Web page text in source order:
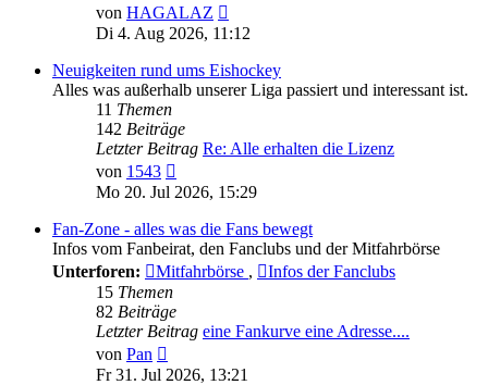
von HAGALAZ
Beitrag
Di 4. Aug 2026, 11:12
Neuigkeiten rund ums Eishockey
Alles was außerhalb unserer Liga passiert und interessant ist.
11 Themen
142 Beiträge
Letzter Beitrag Re: Alle erhalten die Lizenz
von 1543
Beitrag
Mo 20. Jul 2026, 15:29
Fan-Zone - alles was die Fans bewegt
Infos vom Fanbeirat, den Fanclubs und der Mitfahrbörse
Unterforen:
Mitfahrbörse ,
Infos der Fanclubs
15 Themen
82 Beiträge
Letzter Beitrag eine Fankurve eine Adresse....
von Pan
Beitrag
Fr 31. Jul 2026, 13:21